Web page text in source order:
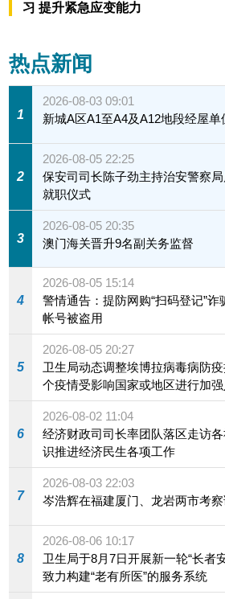
习 提升紧急应变能力
热点新闻
1
2026-08-03 09:01
新城A区A1至A4及A12地段经屋单
2
2026-08-05 22:25
保安司司长陈子劲主持治安警察
就职仪式
3
2026-08-05 20:35
澳门海关晋升9名副关务监督
4
2026-08-05 15:14
警情通告：提防网购“扫码登记”诈
帐号被盗用
5
2026-08-05 20:27
卫生局动态调整埃博拉病毒病防
个疫情受影响国家或地区进行加
施
6
2026-08-02 11:04
经济财政司司长率团队落区走访
识推进经济民生各项工作
7
2026-08-03 22:03
岑浩辉在福建厦门、龙岩两市考
8
2026-08-06 10:17
卫生局于8月7日开展新一轮“长者
致力构建“老有所医”的服务系统